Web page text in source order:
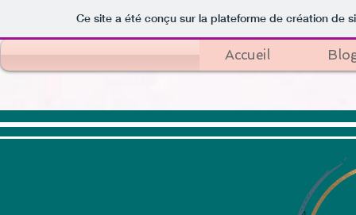
Ce site a été conçu sur la plateforme de création de
Accueil